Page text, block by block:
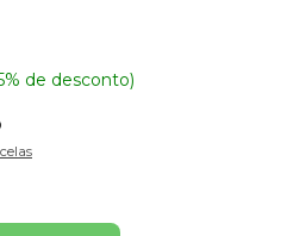
de desconto)